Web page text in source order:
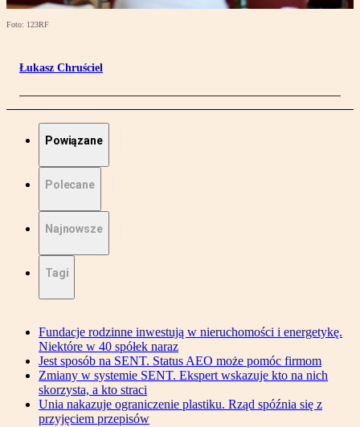
Foto: 123RF
Łukasz Chruściel
Powiązane
Polecane
Najnowsze
Tagi
Fundacje rodzinne inwestują w nieruchomości i energetykę.
Niektóre w 40 spółek naraz
Jest sposób na SENT. Status AEO może pomóc firmom
Zmiany w systemie SENT. Ekspert wskazuje kto na nich
skorzysta, a kto straci
Unia nakazuje ograniczenie plastiku. Rząd spóźnia się z
przyjęciem przepisów